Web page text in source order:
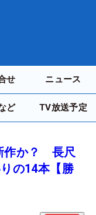
せ ニュース
ど TV放送予定
作か？ 長尺
の14本【勝